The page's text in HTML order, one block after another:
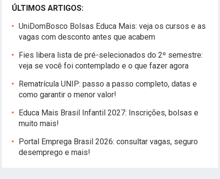
ÚLTIMOS ARTIGOS:
UniDomBosco Bolsas Educa Mais: veja os cursos e as
vagas com desconto antes que acabem
Fies libera lista de pré-selecionados do 2º semestre:
veja se você foi contemplado e o que fazer agora
Rematrícula UNIP: passo a passo completo, datas e
como garantir o menor valor!
Educa Mais Brasil Infantil 2027: Inscrições, bolsas e
muito mais!
Portal Emprega Brasil 2026: consultar vagas, seguro
desemprego e mais!